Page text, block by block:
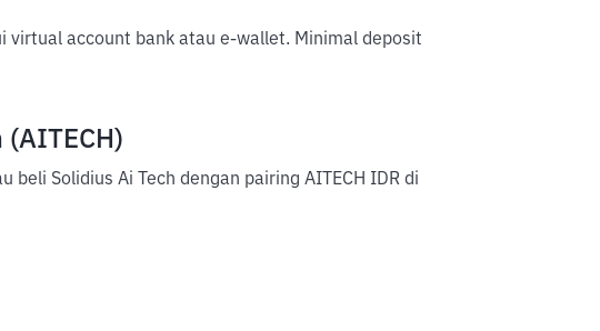
virtual account bank atau e-wallet. Minimal deposit
(AITECH)
beli Solidius Ai Tech dengan pairing AITECH IDR di